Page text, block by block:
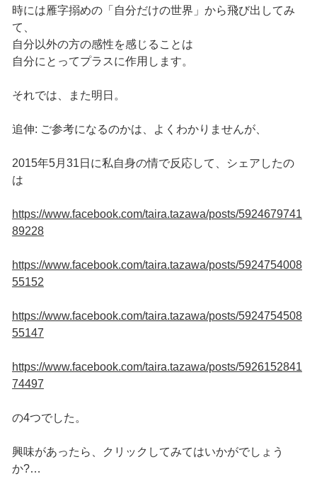
時には雁字搦めの「自分だけの世界」から飛び出してみ
て、
自分以外の方の感性を感じることは
自分にとってプラスに作用します。
それでは、また明日。
追伸: ご参考になるのかは、よくわかりませんが、
2015年5月31日に私自身の情で反応して、シェアしたの
は
https://www.facebook.com/taira.tazawa/posts/5924679741
89228
https://www.facebook.com/taira.tazawa/posts/5924754008
55152
https://www.facebook.com/taira.tazawa/posts/5924754508
55147
https://www.facebook.com/taira.tazawa/posts/5926152841
74497
の4つでした。
興味があったら、クリックしてみてはいかがでしょう
か?…